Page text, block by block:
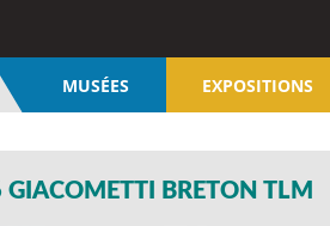
MUSÉES EXPOSITIONS
BRETON TLM